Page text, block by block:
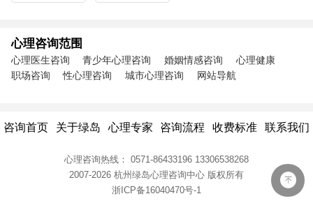
心理咨询范围
心理医生咨询 青少年心理咨询 婚姻情感咨询
心理健康
职场咨询
性心理咨询 城市心理咨询 网站导航
咨询首页 关于绿岛 心理专家 咨询流程 收费标准 联系我们
心理咨询热线： 0571-86433196 13306538268
2007-2026 杭州绿岛心理咨询中心 版权所有
浙ICP备16040470号-1